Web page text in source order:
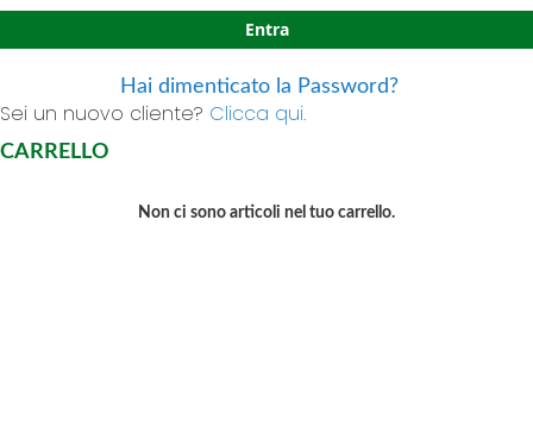
Entra
Hai dimenticato la Password?
Sei un nuovo cliente? Clicca qui.
CARRELLO
Non ci sono articoli nel tuo carrello.